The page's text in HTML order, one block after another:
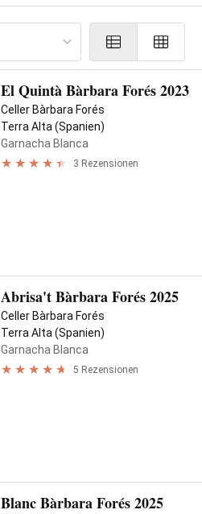
El Quintà Bàrbara Forés 2023
Celler Bàrbara Forés
Terra Alta (Spanien)
Garnacha Blanca
3 Rezensionen
Abrisa't Bàrbara Forés 2025
Celler Bàrbara Forés
Terra Alta (Spanien)
Garnacha Blanca
5 Rezensionen
Blanc Bàrbara Forés 2025